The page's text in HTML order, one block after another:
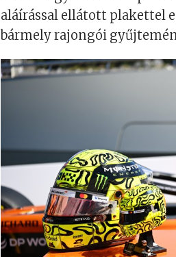
aláírással ellátott plakettel
bármely rajongói